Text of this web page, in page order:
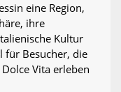
eine Region,
ihre
Kultur
für Besucher, die
Vita erleben